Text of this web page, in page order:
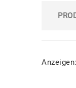
Anzeigen: